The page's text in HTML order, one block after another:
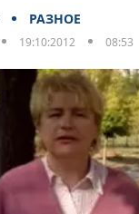
РАЗНОЕ
19:10:2012 08:53